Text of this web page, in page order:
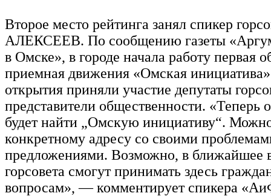
Второе место рейтинга занял спикер
АЛЕКСЕЕВ. По сообщению газеты
в Омске», в городе начала работу первая
приемная движения «Омская
открытия приняли участие депутаты
представители общественности. «Теперь
будет найти „Омскую инициативу“.
конкретному адресу со своими
предложениями. Возможно, в ближайшее
горсовета смогут принимать здесь
вопросам», — комментирует спикера